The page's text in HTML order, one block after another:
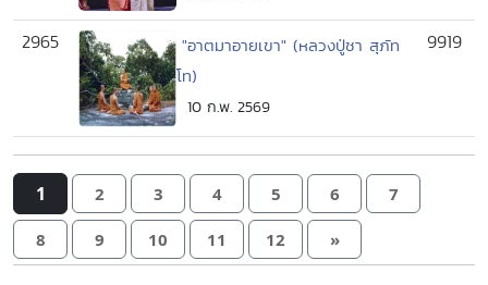
2965
"อาตมาอายเขา" (หลวงปู่ชา สุภัท
โท)
10 ก.พ. 2569
9919
1 2 3 4 5 6 7
8 9 10 11 12 »